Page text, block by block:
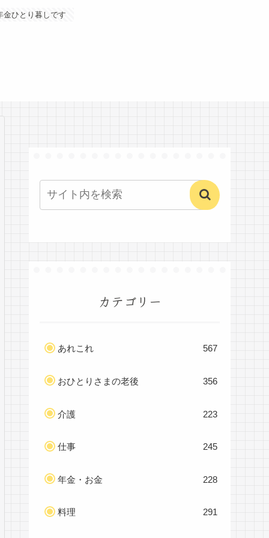
金ひとり暮しです
カテゴリー
あれこれ 567
おひとりさまの老後 356
介護 223
仕事 245
年金・お金 228
料理 291